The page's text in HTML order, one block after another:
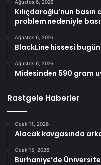
Ağustos 6, 2026
Kılıçdaroğlu’nun
problem nedeniyle
Ağustos 6, 2026
BlackLine hissesi
Ağustos 6, 2026
Midesinden 590 gram
Rastgele Haberler
Ocak 11, 2026
Alacak kavgasında
Ocak 15, 2026
Burhaniye’de